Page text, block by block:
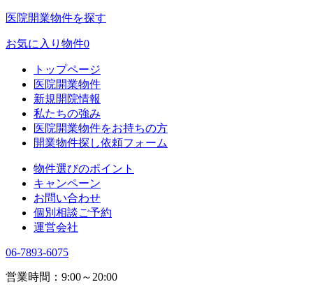
医院開業物件を探す
お気に入り物件0
トップページ
医院開業物件
新規開院情報
私たちの強み
医院開業物件をお持ちの方
開業物件探し依頼フォーム
物件選びのポイント
キャンペーン
お問い合わせ
個別相談ご予約
運営会社
06-7893-6075
営業時間：9:00～20:00